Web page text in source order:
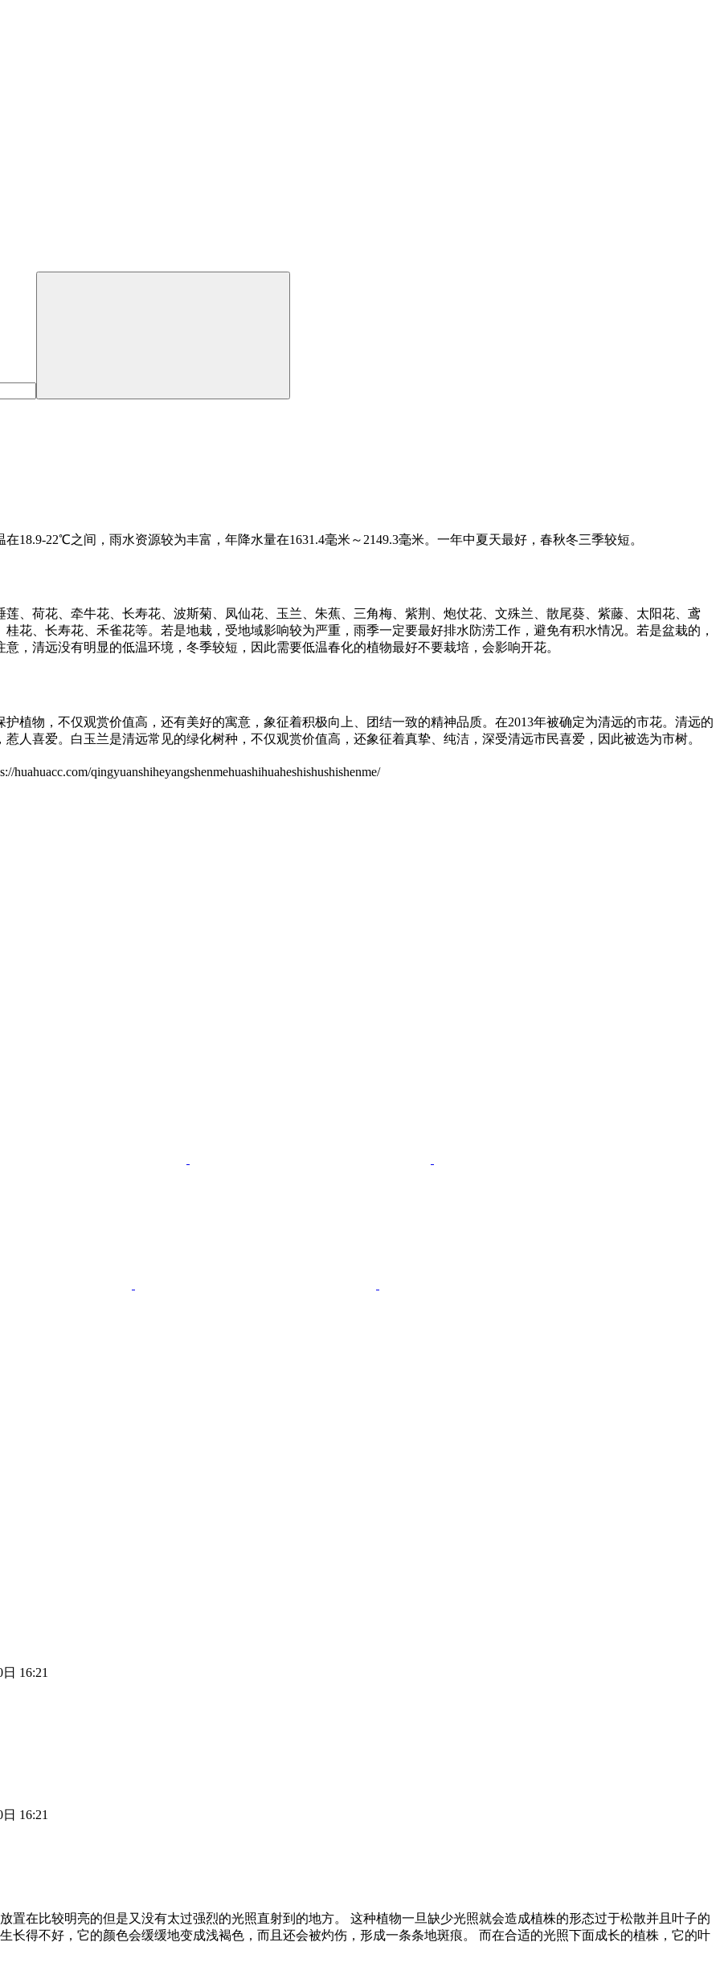
18.9-22℃之间，雨水资源较为丰富，年降水量在1631.4毫米～2149.3毫米。一年中夏天最好，春秋冬三季较短。
、荷花、牵牛花、长寿花、波斯菊、凤仙花、玉兰、朱蕉、三角梅、紫荆、炮仗花、文殊兰、散尾葵、紫藤、太阳花、鸢
花、长寿花、禾雀花等。若是地栽，受地域影响较为严重，雨季一定要最好排水防涝工作，避免有积水情况。若是盆栽的，
，清远没有明显的低温环境，冬季较短，因此需要低温春化的植物最好不要栽培，会影响开花。
植物，不仅观赏价值高，还有美好的寓意，象征着积极向上、团结一致的精神品质。在2013年被确定为清远的市花。清远的
人喜爱。白玉兰是清远常见的绿化树种，不仅观赏价值高，还象征着真挚、纯洁，深受清远市民喜爱，因此被选为市树。
qingyuanshiheyangshenmehuashihuaheshishushishenme/
16:21
16:21
置在比较明亮的但是又没有太过强烈的光照直射到的地方。 这种植物一旦缺少光照就会造成植株的形态过于松散并且叶子的
长得不好，它的颜色会缓缓地变成浅褐色，而且还会被灼伤，形成一条条地斑痕。 而在合适的光照下面成长的植株，它的叶